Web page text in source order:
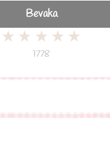
Bevaka
★ ★ ★ ★ ★
1778